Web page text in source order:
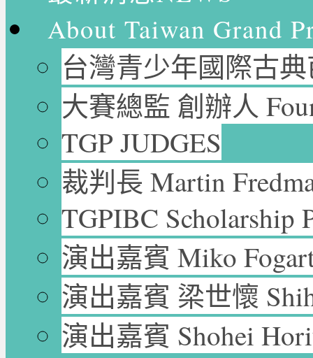
About Taiwan Grand
台灣青少年國際古
大賽總監 創辦人
TGP JUDGES
裁判長 Martin
TGPIBC Scholarship
演出嘉賓 Miko
演出嘉賓 梁世懷
演出嘉賓 Shohei